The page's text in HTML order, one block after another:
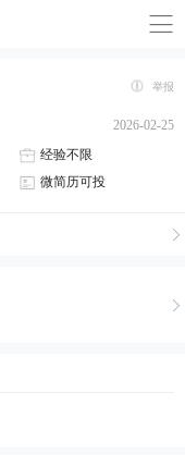
举报
2026-02-25
经验不限
微简历可投